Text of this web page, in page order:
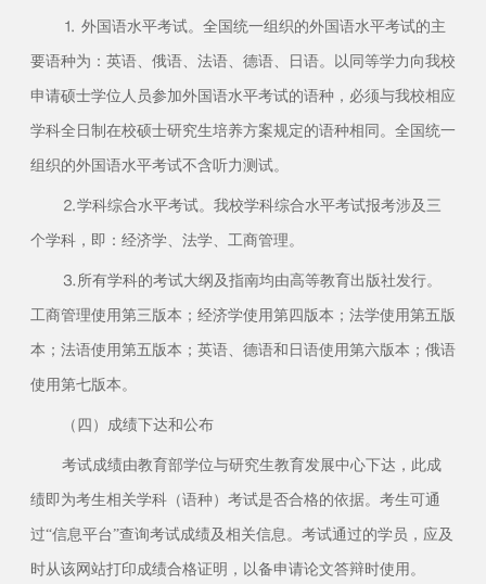
⒈ 外国语水平考试。全国统一组织的外国语水平考试的主
要语种为：英语、俄语、法语、德语、日语。以同等学力向我校
申请硕士学位人员参加外国语水平考试的语种，必须与我校相应
学科全日制在校硕士研究生培养方案规定的语种相同。全国统一
组织的外国语水平考试不含听力测试。
⒉学科综合水平考试。我校学科综合水平考试报考涉及三
个学科，即：经济学、法学、工商管理。
⒊所有学科的考试大纲及指南均由高等教育出版社发行。
工商管理使用第三版本；经济学使用第四版本；法学使用第五版
本；法语使用第五版本；英语、德语和日语使用第六版本；俄语
使用第七版本。
（四）成绩下达和公布
考试成绩由教育部学位与研究生教育发展中心下达，此成
绩即为考生相关学科（语种）考试是否合格的依据。考生可通
过“信息平台”查询考试成绩及相关信息。考试通过的学员，应及
时从该网站打印成绩合格证明，以备申请论文答辩时使用。